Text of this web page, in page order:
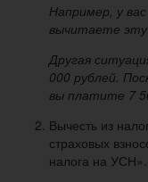
Например, у
вычитаете
Другая
000 рублей.
вы платите 7
Вычесть из
страховых
налога на УСН».